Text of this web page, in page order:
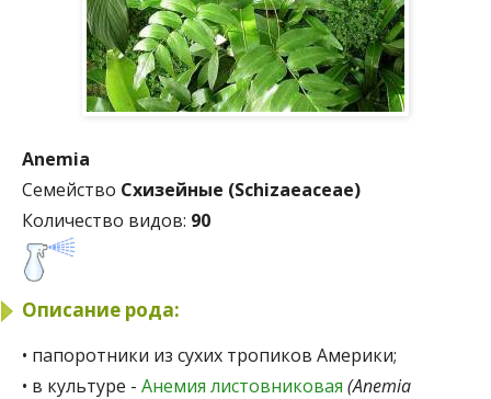
Anemia
Семейство Схизейные (Schizaeaceae)
Количество видов: 90
Описание рода:
• папоротники из сухих тропиков Америки;
• в культуре - Анемия листовниковая (Anemia